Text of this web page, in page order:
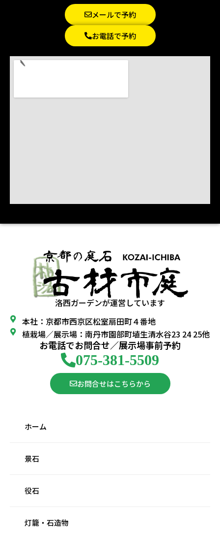
メールで予約
お電話で予約
洛西ガーデンが運営しています
本社：京都市西京区松室扇田町４番地
植栽場／展示場：南丹市園部町埴生清水谷23 24 25他
お電話でお問合せ／展示場事前予約
075-381-5509
お問合せはこちらから
ホーム
景石
役石
灯籠・石造物